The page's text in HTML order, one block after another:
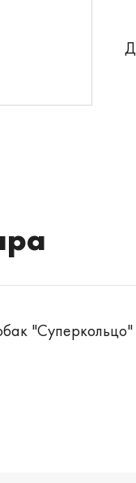
"Суперкольцо"